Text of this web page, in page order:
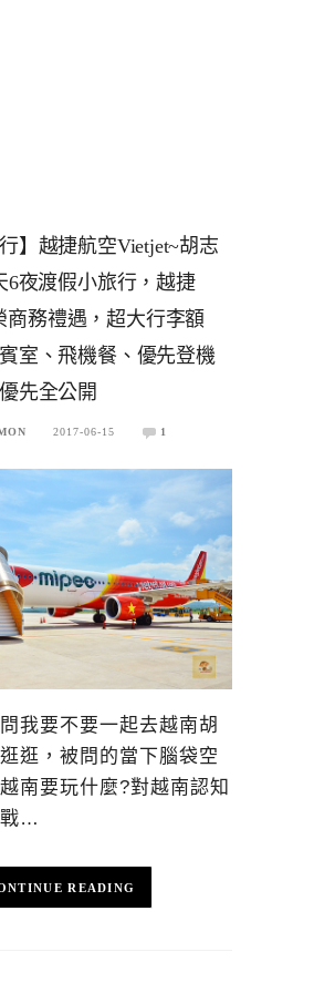
】越捷航空Vietjet~胡志
6夜渡假小旅行，越捷
商務禮遇，超大行李額
室、飛機餐、優先登機
先全公開
2017-06-15 1
我要不要一起去越南胡
逛，被問的當下腦袋空
南要玩什麼?對越南認知
戰…
READING